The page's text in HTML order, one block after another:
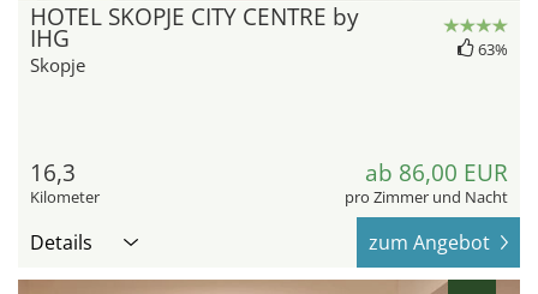
HOTEL SKOPJE CITY CENTRE by
IHG
Skopje
63%
16,3
Kilometer
ab 86,00 EUR
pro Zimmer und Nacht
Details zum Angebot